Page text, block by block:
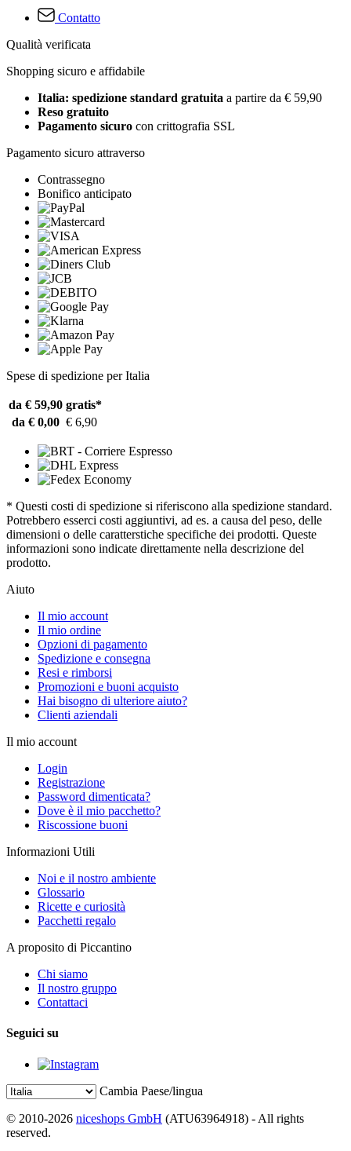
Contatto
Qualità verificata
Shopping sicuro e affidabile
Italia: spedizione standard gratuita a partire da € 59,90
Reso gratuito
Pagamento sicuro con crittografia SSL
Pagamento sicuro attraverso
Contrassegno
Bonifico anticipato
Spese di spedizione per Italia
da € 59,90 gratis*
da € 0,00 € 6,90
* Questi costi di spedizione si riferiscono alla spedizione standard.
Potrebbero esserci costi aggiuntivi, ad es. a causa del peso, delle
dimensioni o delle caratterstiche specifiche dei prodotti. Queste
informazioni sono indicate direttamente nella descrizione del
prodotto.
Aiuto
Il mio account
Il mio ordine
Opzioni di pagamento
Spedizione e consegna
Resi e rimborsi
Promozioni e buoni acquisto
Hai bisogno di ulteriore aiuto?
Clienti aziendali
Il mio account
Login
Registrazione
Password dimenticata?
Dove è il mio pacchetto?
Riscossione buoni
Informazioni Utili
Noi e il nostro ambiente
Glossario
Ricette e curiosità
Pacchetti regalo
A proposito di Piccantino
Chi siamo
Il nostro gruppo
Contattaci
Seguici su
Cambia Paese/lingua
© 2010-2026 niceshops GmbH (ATU63964918) - All rights
reserved.